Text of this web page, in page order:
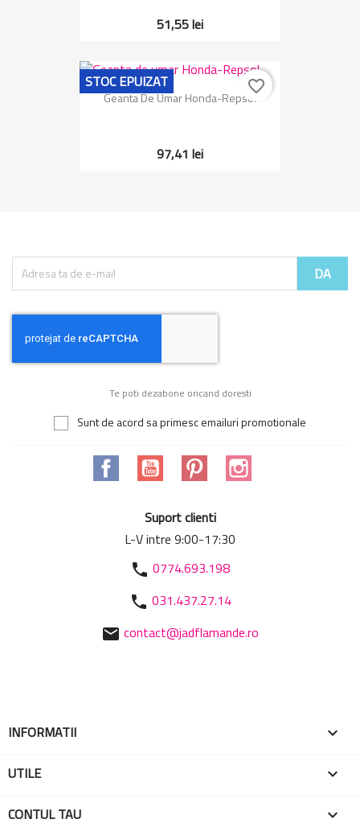
51,55 lei
Geanta De Umar Honda-Repsol
97,41 lei
STOC EPUIZAT favorite_border
Te poti dezabone oricand doresti
Sunt de acord sa primesc emailuri promotionale
Facebook YouTube Pinterest
Suport clienti
L-V intre 9:00-17:30
phone 0774.693.198
phone 031.437.27.14
mail contact@jadflamande.ro
INFORMATII 
UTILE 
CONTUL TAU 